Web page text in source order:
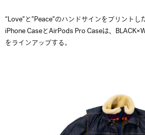
“Love”と”Peace”のハンドサインをプリント
iPhone CaseとAirPods Pro Caseは、
をラインアップする。